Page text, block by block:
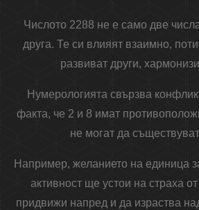
Числото 2288 не е само две
друга. Те си влияят взаимно,
развиват други,
Нумерологията свързва
факта, че 2 и 8 имат
не могат да
Например, желанието на единица
активност ще устои на страха
придвижи напред и да израства